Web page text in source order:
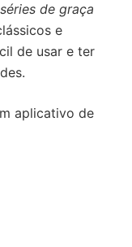
de graça
e
de usar e ter
aplicativo de